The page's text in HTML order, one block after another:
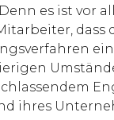
es ist vor
dass
ihres